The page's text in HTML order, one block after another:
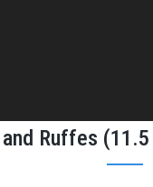
and Ruffes